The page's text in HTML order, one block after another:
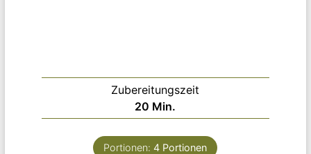
Zubereitungszeit
20 Minuten
Min.
Portionen:4 Portionen